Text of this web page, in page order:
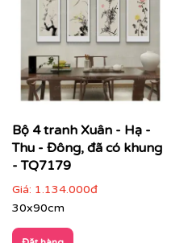
Bộ 4 tranh Xuân - Hạ -
Thu - Đông, đã có khung
- TQ7179
Giá: 1.134.000đ
30x90cm